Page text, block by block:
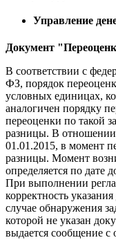
Управление
Документ
В соответствии с
ФЗ, порядок
условных единицах,
аналогичен порядку
переоценки по такой
разницы. В
01.01.2015, в момент
разницы. Момент
определяется по дате
При выполнении
корректность
случае обнаружения
которой не указан
выдается сообщение